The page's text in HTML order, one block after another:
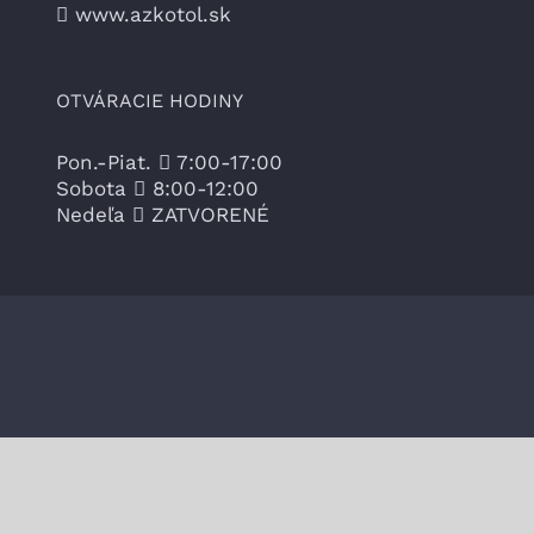
www.azkotol.sk
OTVÁRACIE HODINY
Pon.-Piat.
7:00-17:00
Sobota
8:00-12:00
Nedeľa
ZATVORENÉ